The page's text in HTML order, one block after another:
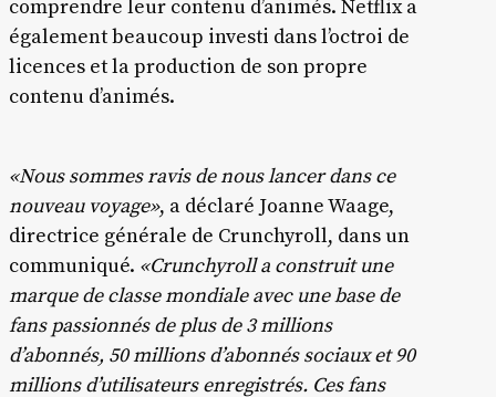
comprendre leur contenu d’animés. Netflix a
également beaucoup investi dans l’octroi de
licences et la production de son propre
contenu d’animés.
«Nous sommes ravis de nous lancer dans ce
nouveau voyage», a déclaré Joanne Waage,
directrice générale de Crunchyroll, dans un
communiqué. «Crunchyroll a construit une
marque de classe mondiale avec une base de
fans passionnés de plus de 3 millions
d’abonnés, 50 millions d’abonnés sociaux et 90
millions d’utilisateurs enregistrés. Ces fans